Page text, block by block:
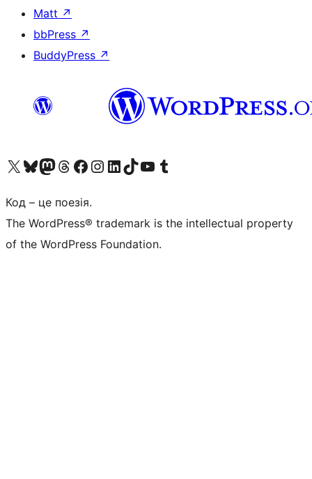
Matt ↗
bbPress ↗
BuddyPress ↗
Visit our X (formerly Twitter) account
Visit our Bluesky account
Завітайте до нашої стрічки в Mastodon
Visit our Threads account
Завітайте на нашу сторінку в Facebook
Visit our Instagram account
Visit our LinkedIn account
Visit our TikTok account
Visit our YouTube channel
Visit our Tumblr account
Код – це поезія.
The WordPress® trademark is the intellectual property
of the WordPress Foundation.